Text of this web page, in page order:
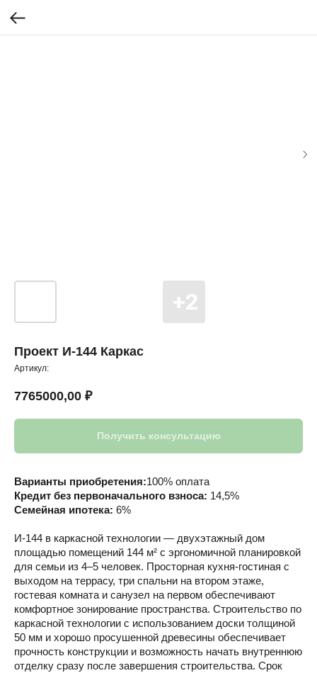
Проект И-144 Каркас
Артикул:
7765000,00 ₽
Получить консультацию
Варианты приобретения:100% оплата
Кредит без первоначального взноса: 14,5%
Семейная ипотека: 6%
И-144 в каркасной технологии — двухэтажный дом
площадью помещений 144 м² с эргономичной планировкой
для семьи из 4–5 человек. Просторная кухня-гостиная с
выходом на террасу, три спальни на втором этаже,
гостевая комната и санузел на первом обеспечивают
комфортное зонирование пространства. Строительство по
каркасной технологии с использованием доски толщиной
50 мм и хорошо просушенной древесины обеспечивает
прочность конструкции и возможность начать внутреннюю
отделку сразу после завершения строительства. Срок